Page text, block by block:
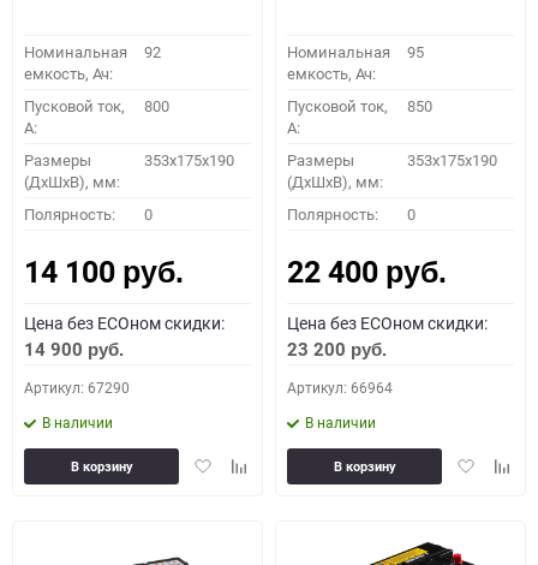
Номинальная
емкость, Ач:
92
Пусковой ток,
A:
800
Размеры
(ДхШхВ), мм:
353x175x190
Полярность: 0
14 100 руб.
Цена без ECOном скидки:
14 900 руб.
Артикул: 67290
В наличии
ДобавитьДобавить
В корзину
Номинальная
емкость, Ач:
95
Пусковой ток,
A:
850
Размеры
(ДхШхВ), мм:
353x175x190
Полярность: 0
22 400 руб.
Цена без ECOном скидки:
23 200 руб.
Артикул: 66964
В наличии
Добавить
В корзину